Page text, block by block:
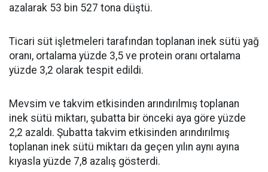
azalarak 53 bin 527 tona düştü.
Ticari süt işletmeleri tarafından toplanan inek sütü yağ
oranı, ortalama yüzde 3,5 ve protein oranı ortalama
yüzde 3,2 olarak tespit edildi.
Mevsim ve takvim etkisinden arındırılmış toplanan
inek sütü miktarı, şubatta bir önceki aya göre yüzde
2,2 azaldı. Şubatta takvim etkisinden arındırılmış
toplanan inek sütü miktarı da geçen yılın aynı ayına
kıyasla yüzde 7,8 azalış gösterdi.